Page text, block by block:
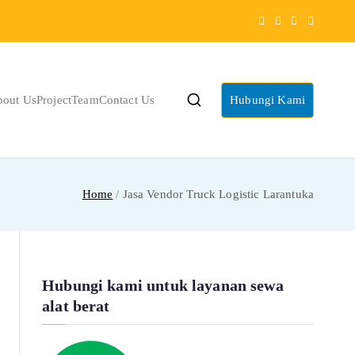
UsProjectTeamContact Us Hubungi Kami
Home Jasa Vendor Truck Logistic Larantuka
Hubungi kami untuk layanan sewa
alat berat